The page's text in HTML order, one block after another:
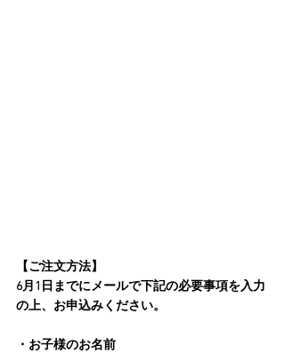
【ご注文方法】
6月1日までにメールで下記の必要事項を入力
の上、お申込みください。
・お子様のお名前